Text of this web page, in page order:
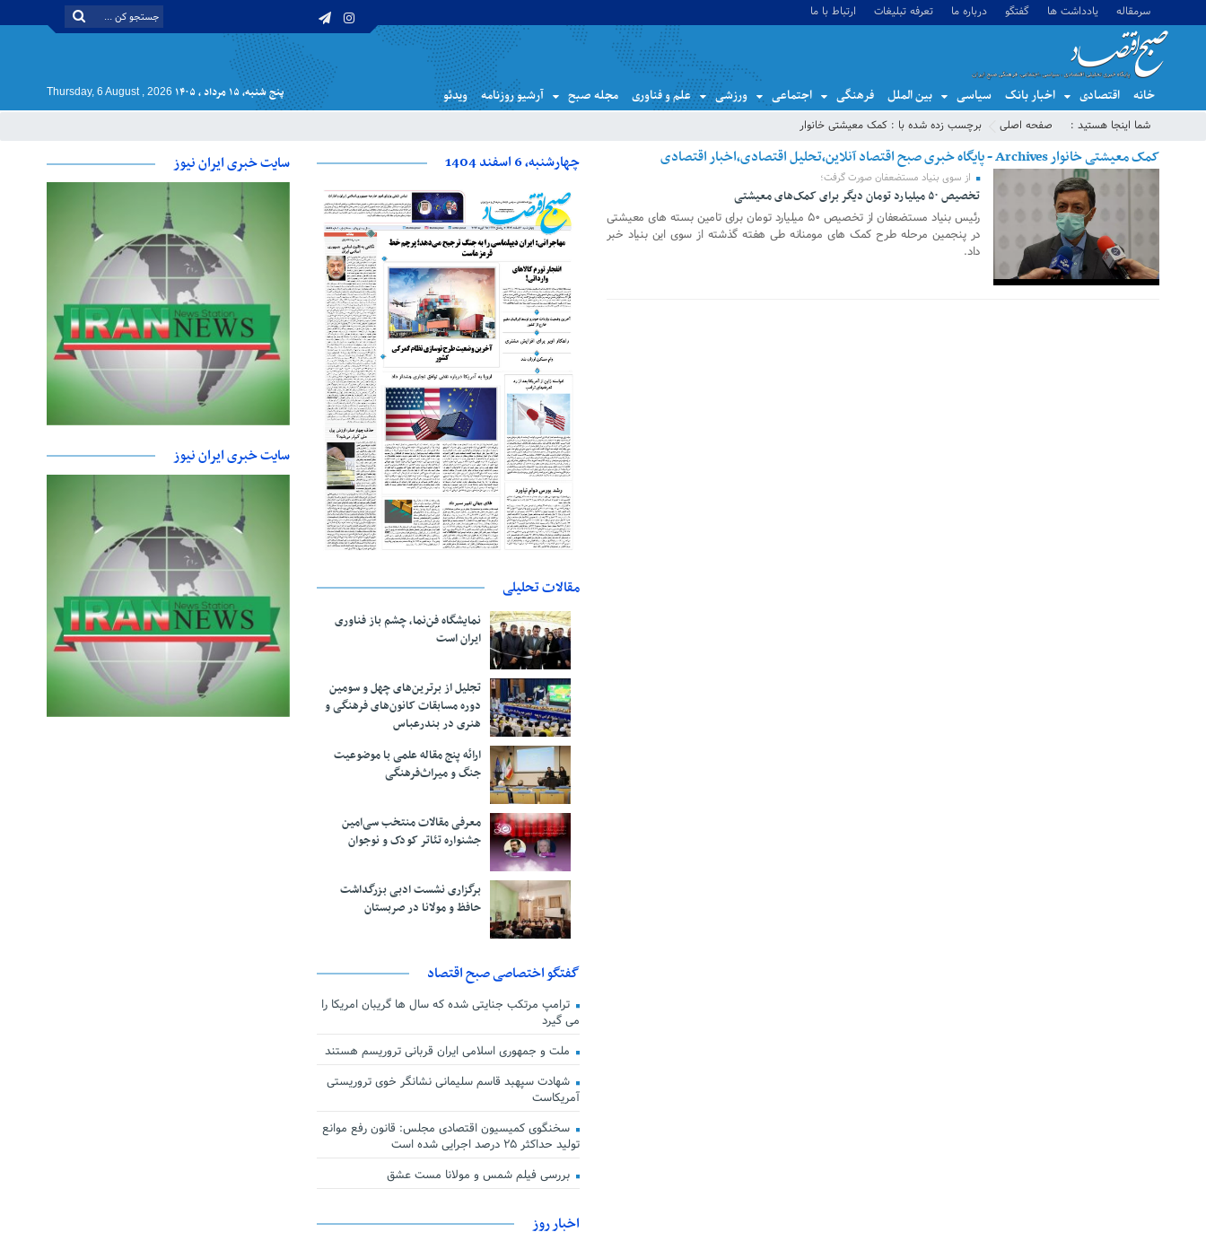
سرمقاله یادداشت ها گفتگو درباره ما تعرفه تبلیغات ارتباط با ما
خانه اقتصادی اخبار بانک سیاسی بین الملل فرهنگی اجتماعی ورزشی علم و فناوری مجله صبح آرشیو روزنامه ویدئو پنج شنبه, ۱۵ مرداد , ۱۴۰۵ Thursday, 6 August , 2026
شما اینجا هستید : صفحه اصلی برچسب زده شده با : کمک معیشتی خانوار
کمک معیشتی خانوار Archives - پایگاه خبری صبح اقتصاد آنلاین،تحلیل اقتصادی،اخبار اقتصادی
از سوی بنیاد مستضعفان صورت گرفت؛
تخصیص ۵۰ میلیارد تومان دیگر برای کمک‌های معیشتی
رئیس بنیاد مستضعفان از تخصیص ۵۰ میلیارد تومان برای تامین بسته های معیشتی
در پنجمین مرحله طرح کمک های مومنانه طی هفته گذشته از سوی این بنیاد خبر
داد.
چهارشنبه، 6 اسفند 1404
مقالات تحلیلی
نمایشگاه فن‌نما، چشم باز فناوری
ایران است
تجلیل از بر‌ترین‌های چهل و سومین
دوره مسابقات کانون‌های فرهنگی و
هنری در بندرعباس
ارائه پنج مقاله علمی با موضوعیت
جنگ و میراث‌فرهنگی
معرفی مقالات منتخب سی‌امین
جشنواره تئاتر کودک و نوجوان
برگزاری نشست ادبی بزرگداشت
حافظ و مولانا در صربستان
گفتگو اختصاصی صبح اقتصاد
ترامپ مرتکب جنایتی شده که سال ها گریبان امریکا را
می گیرد
ملت و جمهوری اسلامی ایران قربانی تروریسم هستند
شهادت سپهبد قاسم سلیمانی نشانگر خوی تروریستی
آمریکاست
سخنگوی کمیسیون اقتصادی مجلس: قانون رفع موانع
تولید حداکثر ۲۵ درصد اجرایی شده است
بررسی فیلم شمس و مولانا مست عشق
اخبار روز
سایت خبری ایران نیوز
سایت خبری ایران نیوز